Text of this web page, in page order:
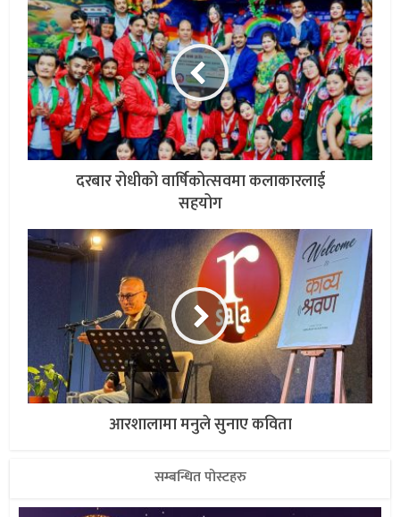
दरबार रोधीको वार्षिकोत्सवमा कलाकारलाई
सहयोग
आरशालामा मनुले सुनाए कविता
सम्बन्धित पोस्टहरु